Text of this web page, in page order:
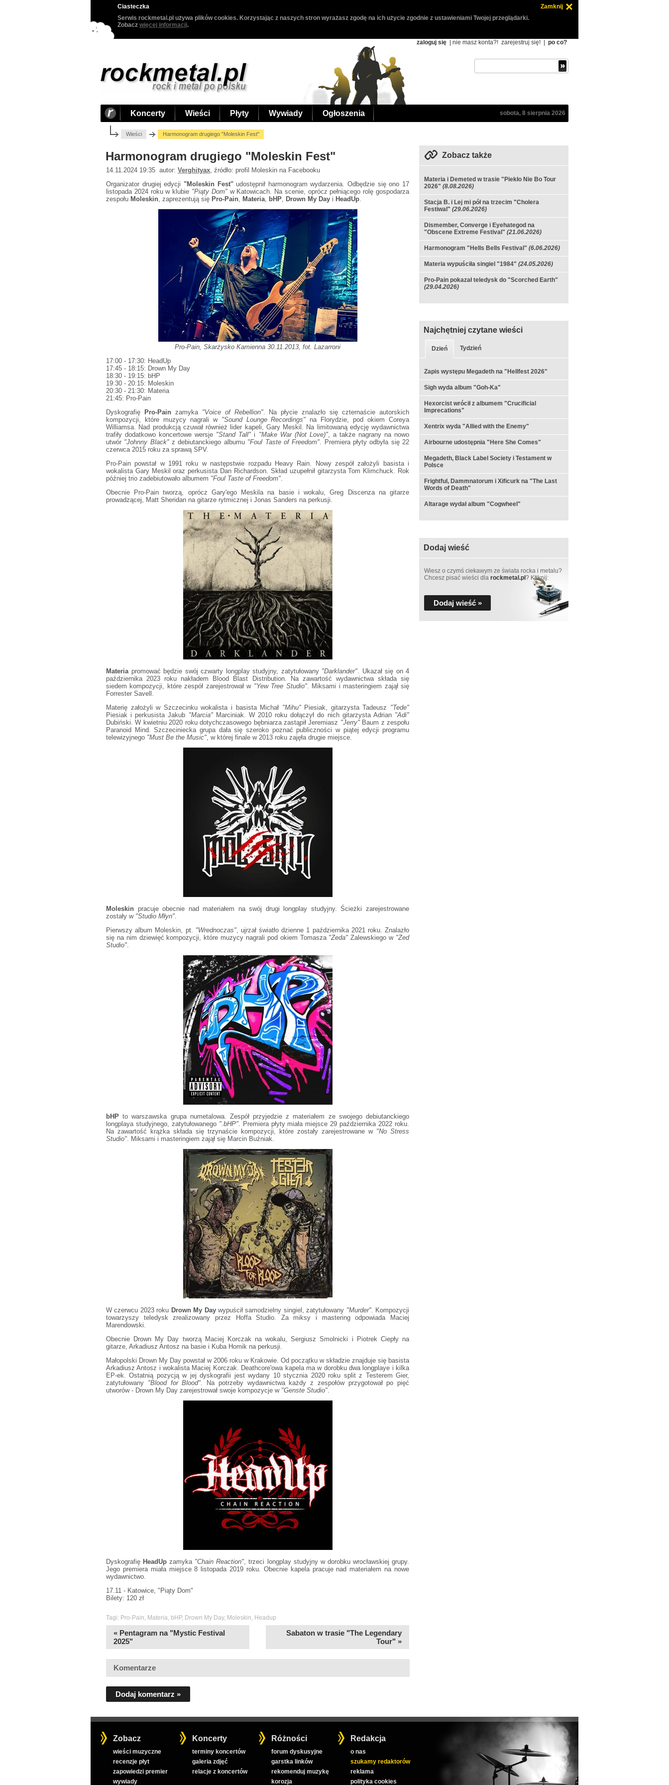
Ciasteczka
Zamknij
Serwis rockmetal.pl używa plików cookies. Korzystając z naszych stron wyrażasz zgodę na ich użycie zgodnie z ustawieniami Twojej przeglądarki.
Zobacz więcej informacji.
zaloguj się | nie masz konta?! zarejestruj się! po co?
Koncerty Wieści Płyty Wywiady Ogłoszenia sobota, 8 sierpnia 2026
Wieści Harmonogram drugiego "Moleskin Fest"
Harmonogram drugiego "Moleskin Fest"
14.11.2024 19:35 autor: Verghityax , źródło: profil Moleskin na Facebooku
Organizator drugiej edycji "Moleskin Fest"udostępnił harmonogram wydarzenia. Odbędzie się ono 17
listopada 2024 roku w klubie "Piąty Dom" w Katowicach. Na scenie, oprócz pełniącego rolę gospodarza
zespołu Moleskin , zaprezentują się Pro-Pain Materia bHP Drown My Day i HeadUp
Pro-Pain, Skarżysko Kamienna 30.11.2013, fot. Lazarroni
17:00 - 17:30: HeadUp
17:45 - 18:15: Drown My Day
18:30 - 19:15: bHP
19:30 - 20:15: Moleskin
20:30 - 21:30: Materia
21:45: Pro-Pain
Dyskografię Pro-Pain zamyka "Voice of Rebellion". Na płycie znalazło się czternaście autorskich
kompozycji, które muzycy nagrali w "Sound Lounge Recordings" na Florydzie, pod okiem Coreya
Williamsa. Nad produkcją czuwał również lider kapeli, Gary Meskil. Na limitowaną edycję wydawnictwa
trafiły dodatkowo koncertowe wersje "Stand Tall" i "Make War (Not Love)", a także nagrany na nowo
utwór "Johnny Black"z debiutanckiego albumu "Foul Taste of Freedom" . Premiera płyty odbyła się 22
czerwca 2015 roku za sprawą SPV.
Pro-Pain powstał w 1991 roku w następstwie rozpadu Heavy Rain. Nowy zespół założyli basista i
wokalista Gary Meskil oraz perkusista Dan Richardson. Skład uzupełnił gitarzysta Tom Klimchuck. Rok
później trio zadebiutowało albumem "Foul Taste of Freedom"
Obecnie Pro-Pain tworzą, oprócz Gary'ego Meskila na basie i wokalu, Greg Discenza na gitarze
prowadzącej, Matt Sheridan na gitarze rytmicznej i Jonas Sanders na perkusji.
Materia promować będzie swój czwarty longplay studyjny, zatytułowany "Darklander" . Ukazał się on 4
października 2023 roku nakładem Blood Blast Distribution. Na zawartość wydawnictwa składa się
siedem kompozycji, które zespół zarejestrował w "Yew Tree Studio". Miksami i masteringiem zajął się
Forrester Savell.
Materię założyli w Szczecinku wokalista i basista Michał "Mihu" Piesiak, gitarzysta Tadeusz "Tede"
Piesiak i perkusista Jakub "Marcia" Marciniak. W 2010 roku dołączył do nich gitarzysta Adrian "Adi"
Dubiński. W kwietniu 2020 roku dotychczasowego bębniarza zastąpił Jeremiasz "Jerry" Baum z zespołu
Paranoid Mind. Szczeciniecka grupa dała się szeroko poznać publiczności w piątej edycji programu
telewizyjnego "Must Be the Music" , w której finale w 2013 roku zajęła drugie miejsce.
Moleskin pracuje obecnie nad materiałem na swój drugi longplay studyjny. Ścieżki zarejestrowane
zostały w "Studio Młyn"
Pierwszy album Moleskin, pt. "Wrednoczas", ujrzał światło dzienne 1 października 2021 roku. Znalazło
się na nim dziewięć kompozycji, które muzycy nagrali pod okiem Tomasza "Zeda"Zalewskiego w "Zed
Studio"
bHP to warszawska grupa numetalowa. Zespół przyjedzie z materiałem ze swojego debiutanckiego
longplaya studyjnego, zatytułowanego ".bHP". Premiera płyty miała miejsce 29 października 2022 roku.
Na zawartość krążka składa się trzynaście kompozycji, które zostały zarejestrowane w "No Stress
Studio" . Miksami i masteringiem zajął się Marcin Buźniak.
W czerwcu 2023 roku Drown My Day wypuścił samodzielny singiel, zatytułowany "Murder". Kompozycji
towarzyszy teledysk zrealizowany przez Hoffa Studio. Za miksy i mastering odpowiada Maciej
Marendowski.
Obecnie Drown My Day tworzą Maciej Korczak na wokalu, Sergiusz Smolnicki i Piotrek Ciepły na
gitarze, Arkadiusz Antosz na basie i Kuba Homik na perkusji.
Małopolski Drown My Day powstał w 2006 roku w Krakowie. Od początku w składzie znajduje się basista
Arkadiusz Antosz i wokalista Maciej Korczak. Deathcore'owa kapela ma w dorobku dwa longplaye i kilka
EP-ek. Ostatnią pozycją w jej dyskografii jest wydany 10 stycznia 2020 roku split z Testerem Gier,
zatytułowany "Blood for Blood" . Na potrzeby wydawnictwa każdy z zespołów przygotował po pięć
utworów - Drown My Day zarejestrował swoje kompozycje w "Genste Studio"
Dyskografię HeadUp zamyka "Chain Reaction" , trzeci longplay studyjny w dorobku wrocławskiej grupy.
Jego premiera miała miejsce 8 listopada 2019 roku. Obecnie kapela pracuje nad materiałem na nowe
wydawnictwo.
17.11 - Katowice, "Piąty Dom"
Bilety: 120 zł
Tagi: Pro-Pain Materia bHP, Drown My Day, Moleskin Headup
« Pentagram na "Mystic Festival
2025"
Sabaton w trasie "The Legendary
Tour" »
Komentarze
Dodaj komentarz »
Zobacz także
Materia i Demeted w trasie "Piekło Nie Bo Tour
2026" (8.08.2026)
Stacja B. i Lej mi pół na trzecim "Cholera
Festiwal" (29.06.2026)
Dismember, Converge i Eyehategod na
"Obscene Extreme Festival" (21.06.2026)
Harmonogram "Hells Bells Festival" (6.06.2026)
Materia wypuściła singiel "1984" (24.05.2026)
Pro-Pain pokazał teledysk do "Scorched Earth"
(29.04.2026)
Najchętniej czytane wieści
Dzień Tydzień
Zapis występu Megadeth na "Hellfest 2026"
Sigh wyda album "Goh-Ka"
Hexorcist wrócił z albumem "Crucificial
Imprecations"
Xentrix wyda "Allied with the Enemy"
Airbourne udostępnia "Here She Comes"
Megadeth, Black Label Society i Testament w
Polsce
Frightful, Dammnatorum i Xificurk na "The Last
Words of Death"
Altarage wydał album "Cogwheel"
Dodaj wieść
Wiesz o czymś ciekawym ze świata rocka i metalu?
Chcesz pisać wieści dla rockmetal.pl ? Kliknij:
Dodaj wieść »
Zobacz
wieści muzyczne
recenzje płyt
zapowiedzi premier
wywiady
Koncerty
terminy koncertów
galeria zdjęć
relacje z koncertów
Różności
forum dyskusyjne
garstka linków
rekomenduj muzykę
korozja
Redakcja
o nas
szukamy redaktorów
reklama
polityka cookies